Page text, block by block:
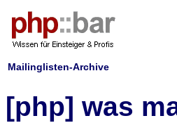
Mailinglisten-Archive
[php] was